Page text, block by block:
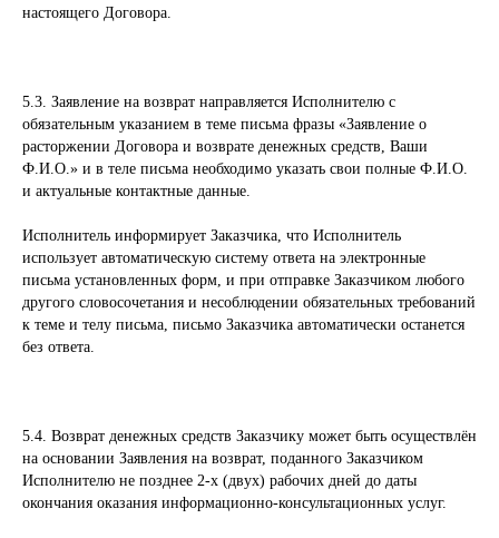
настоящего Договора.
5.3. Заявление на возврат направляется Исполнителю с
обязательным указанием в теме письма фразы «Заявление о
расторжении Договора и возврате денежных средств, Ваши
Ф.И.О.» и в теле письма необходимо указать свои полные Ф.И.О.
и актуальные контактные данные.
Исполнитель информирует Заказчика, что Исполнитель
использует автоматическую систему ответа на электронные
письма установленных форм, и при отправке Заказчиком любого
другого словосочетания и несоблюдении обязательных требований
к теме и телу письма, письмо Заказчика автоматически останется
без ответа.
5.4. Возврат денежных средств Заказчику может быть осуществлён
на основании Заявления на возврат, поданного Заказчиком
Исполнителю не позднее 2-х (двух) рабочих дней до даты
окончания оказания информационно-консультационных услуг.